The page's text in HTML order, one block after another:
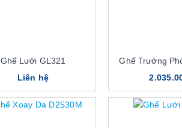
Ghế Lưới GL321
Liên hệ
Ghế Trưởng